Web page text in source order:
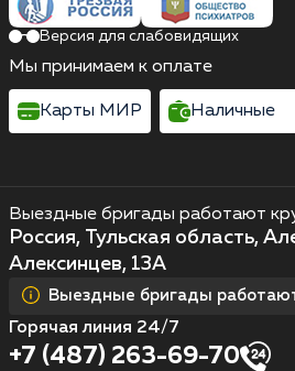
Выездные бригады работают
Россия, Тульская область,
Алексинцев, 13А
Выездные бригады
Горячая линия 24/7
+7 (487) 263-69-70
Версия для слабовидящих
Мы принимаем к оплате
Карты МИР Наличные